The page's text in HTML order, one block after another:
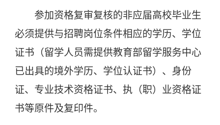
参加资格复审复核的非应届高校毕业生
必须提供与招聘岗位条件相应的学历、学位
证书（留学人员需提供教育部留学服务中心
已出具的境外学历、学位认证书）、身份
证、专业技术资格证书、执（职）业资格证
书等原件及复印件。